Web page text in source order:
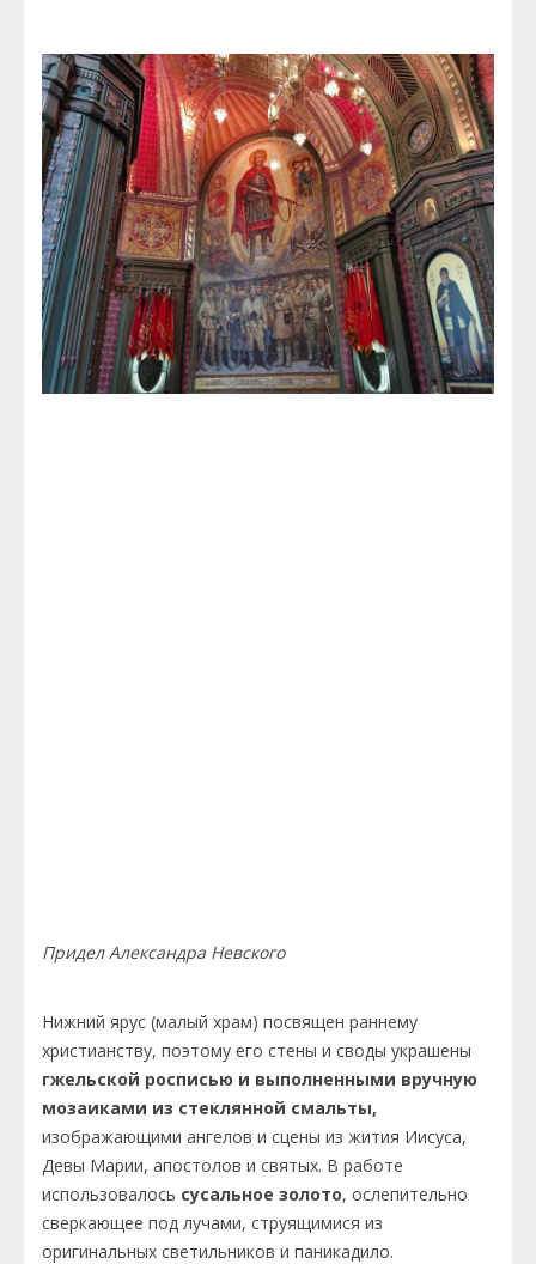
Придел Александра Невского
Нижний ярус (малый храм) посвящен раннему
христианству, поэтому его стены и своды украшены
гжельской росписью и выполненными вручную
мозаиками из стеклянной смальты,
изображающими ангелов и сцены из жития Иисуса,
Девы Марии, апостолов и святых. В работе
использовалось сусальное золото, ослепительно
сверкающее под лучами, струящимися из
оригинальных светильников и паникадило.